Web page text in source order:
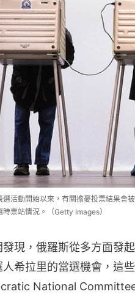
選活動開始以來，有關擔憂投票結果會
時票站情況。（Getty Images）
發現，俄羅斯從多方面發
人希拉里的當選機會，這
National